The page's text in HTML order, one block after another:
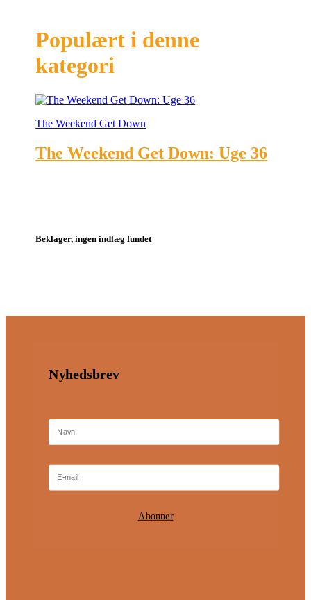
Populært i denne
kategori
The Weekend Get Down
The Weekend Get Down: Uge 36
Beklager, ingen indlæg fundet
Nyhedsbrev
Abonner